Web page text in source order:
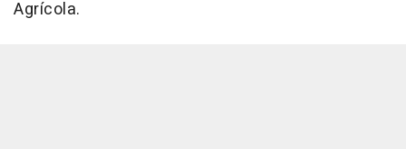
Agrícola.